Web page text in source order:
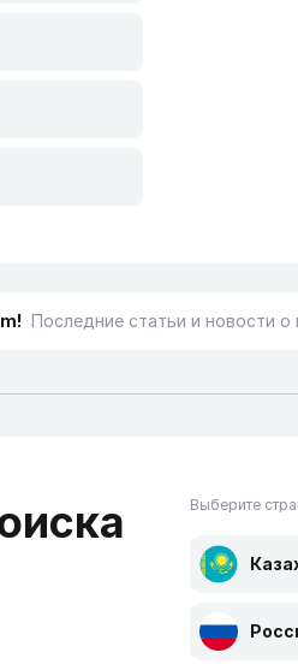
Последние статьи и новости о
Выберите